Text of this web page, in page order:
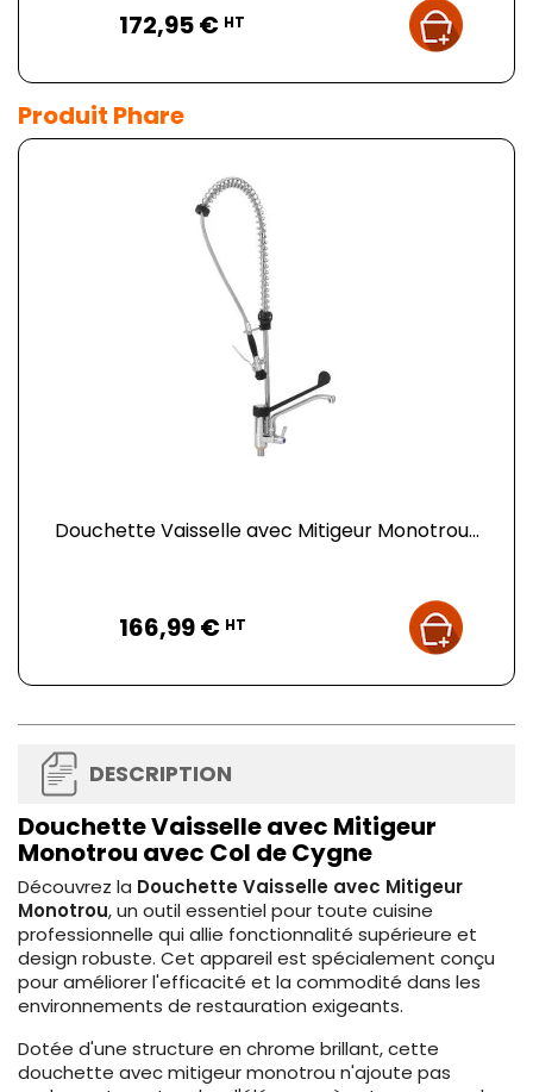
172,95 € HT
Produit Phare
Douchette Vaisselle avec Mitigeur Monotrou...
166,99 € HT
DESCRIPTION
Douchette Vaisselle avec Mitigeur
Monotrou avec Col de Cygne
Découvrez la Douchette Vaisselle avec Mitigeur
Monotrou, un outil essentiel pour toute cuisine
professionnelle qui allie fonctionnalité supérieure et
design robuste. Cet appareil est spécialement conçu
pour améliorer l'efficacité et la commodité dans les
environnements de restauration exigeants.
Dotée d'une structure en chrome brillant, cette
douchette avec mitigeur monotrou n'ajoute pas